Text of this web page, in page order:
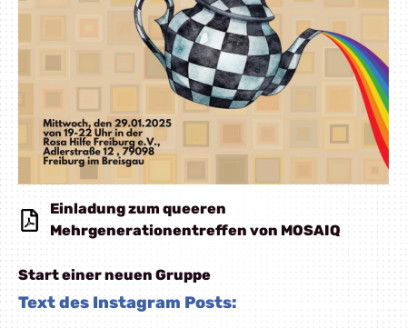
Einladung zum queeren
Mehrgenerationentreffen von MOSAIQ
Start einer neuen Gruppe
Text des Instagram Posts: